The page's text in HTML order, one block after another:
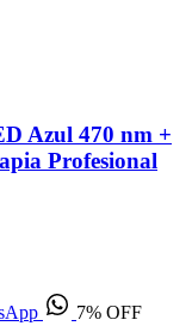
Azul 470 nm +
Profesional
7% OFF